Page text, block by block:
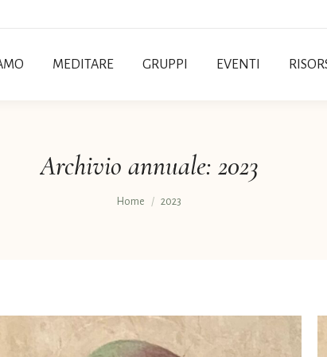
MEDITARE GRUPPI EVENTI
Archivio annuale: 2023
Tu sei qui:
Home 2023